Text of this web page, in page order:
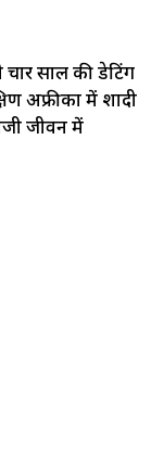
साल की डेटिंग
अफ्रीका में शादी
जीवन में